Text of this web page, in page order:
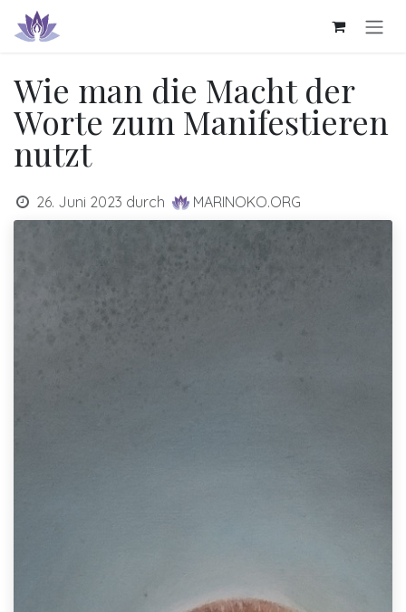
Zum Inhalt springen
Wie man die Macht der
Worte zum Manifestieren
nutzt
26. Juni 2023 durch MARINOKO.ORG